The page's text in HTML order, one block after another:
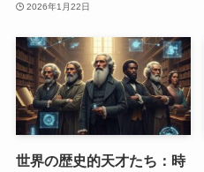
2026年1月22日
世界の歴史的天才たち：時